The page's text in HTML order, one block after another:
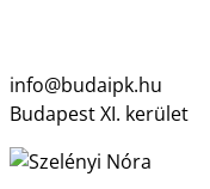
info@budaipk.hu
Budapest XI. kerület